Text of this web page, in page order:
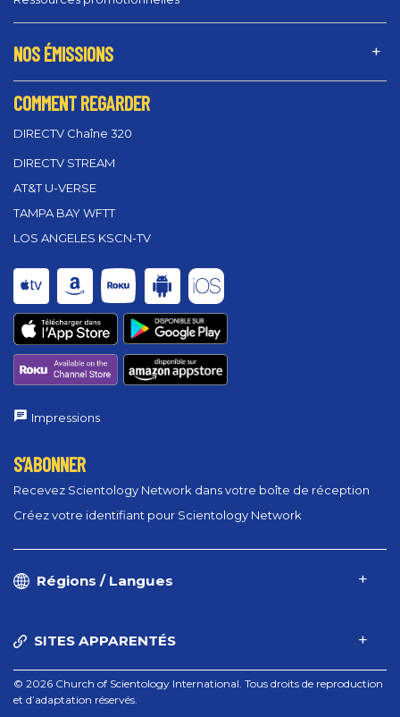
NOS ÉMISSIONS
COMMENT REGARDER
DIRECTV Chaîne 320
DIRECTV STREAM
AT&T U-VERSE
TAMPA BAY WFTT
LOS ANGELES KSCN-TV
Impressions
S’ABONNER
Recevez Scientology Network dans votre boîte de réception
Créez votre identifiant pour Scientology Network
Régions / Langues
SITES APPARENTÉS
© 2026 Church of Scientology International. Tous droits de reproduction
et d’adaptation réservés.